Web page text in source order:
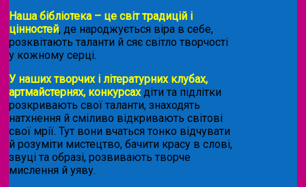
Наша бібліотека – це світ традицій і
цінностей, де народжується віра в себе,
розквітають таланти й сяє світло творчості
у кожному серці.
У наших творчих і літературних клубах,
артмайстернях, конкурсахдіти та підлітки
розкривають свої таланти, знаходять
натхнення й сміливо відкривають світові
свої мрії. Тут вони вчаться тонко відчувати
й розуміти мистецтво, бачити красу в слові,
звуці та образі, розвивають творче
мислення й уяву.